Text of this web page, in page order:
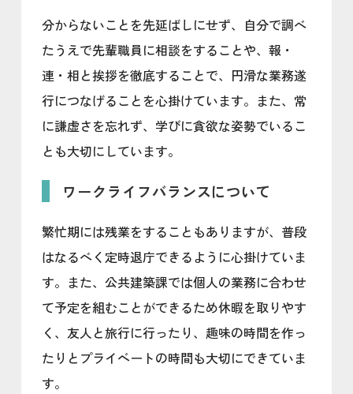
分からないことを先延ばしにせず、自分で調べ
たうえで先輩職員に相談をすることや、報・
連・相と挨拶を徹底することで、円滑な業務遂
行につなげることを心掛けています。また、常
に謙虚さを忘れず、学びに貪欲な姿勢でいるこ
とも大切にしています。
ワークライフバランスについて
繁忙期には残業をすることもありますが、普段
はなるべく定時退庁できるように心掛けていま
す。また、公共建築課では個人の業務に合わせ
て予定を組むことができるため休暇を取りやす
く、友人と旅行に行ったり、趣味の時間を作っ
たりとプライベートの時間も大切にできていま
す。